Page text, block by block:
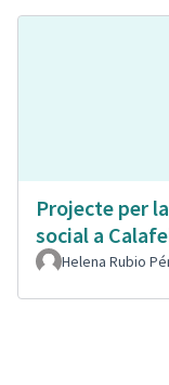
Projecte per
social a
Helena Rubio